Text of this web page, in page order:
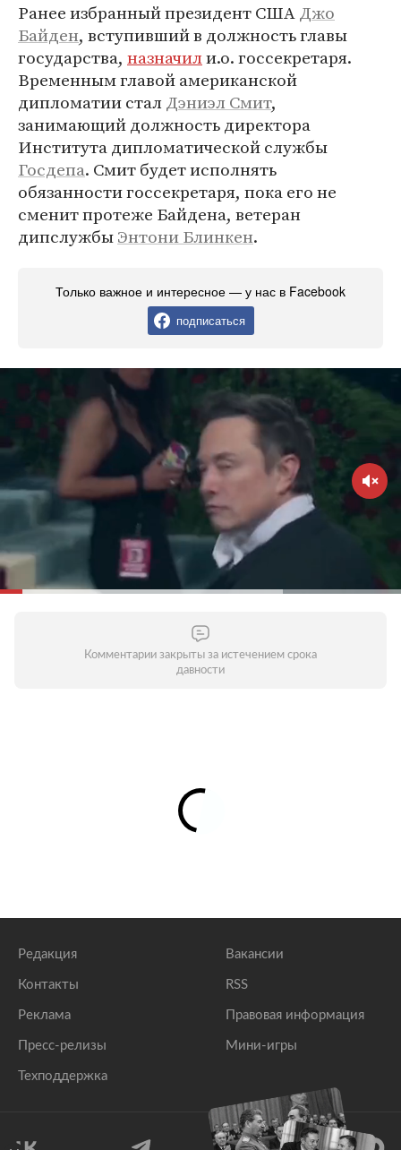
Ранее избранный президент СШАДжо
Байден, вступивший в должность главы
государства, назначили.о. госсекретаря.
Временным главой американской
дипломатии сталДэниэл Смит,
занимающий должность директора
Института дипломатической службы
Госдепа. Смит будет исполнять
обязанности госсекретаря, пока его не
сменит протеже Байдена, ветеран
дипслужбыЭнтони Блинкен.
Только важное и интересное — у нас в Facebook
подписаться
Комментарии закрыты за истечением срока
давности
Редакция
Контакты
Реклама
Пресс-релизы
Техподдержка
Вакансии
RSS
Правовая информация
Мини-игры